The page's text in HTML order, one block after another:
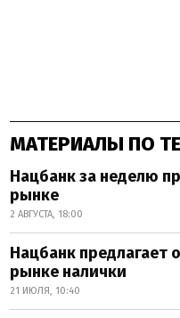
МАТЕРИАЛЫ ПО
Нацбанк за неделю
рынке
2 АВГУСТА, 18:00
Нацбанк предлагает
рынке налички
21 ИЮЛЯ, 10:40